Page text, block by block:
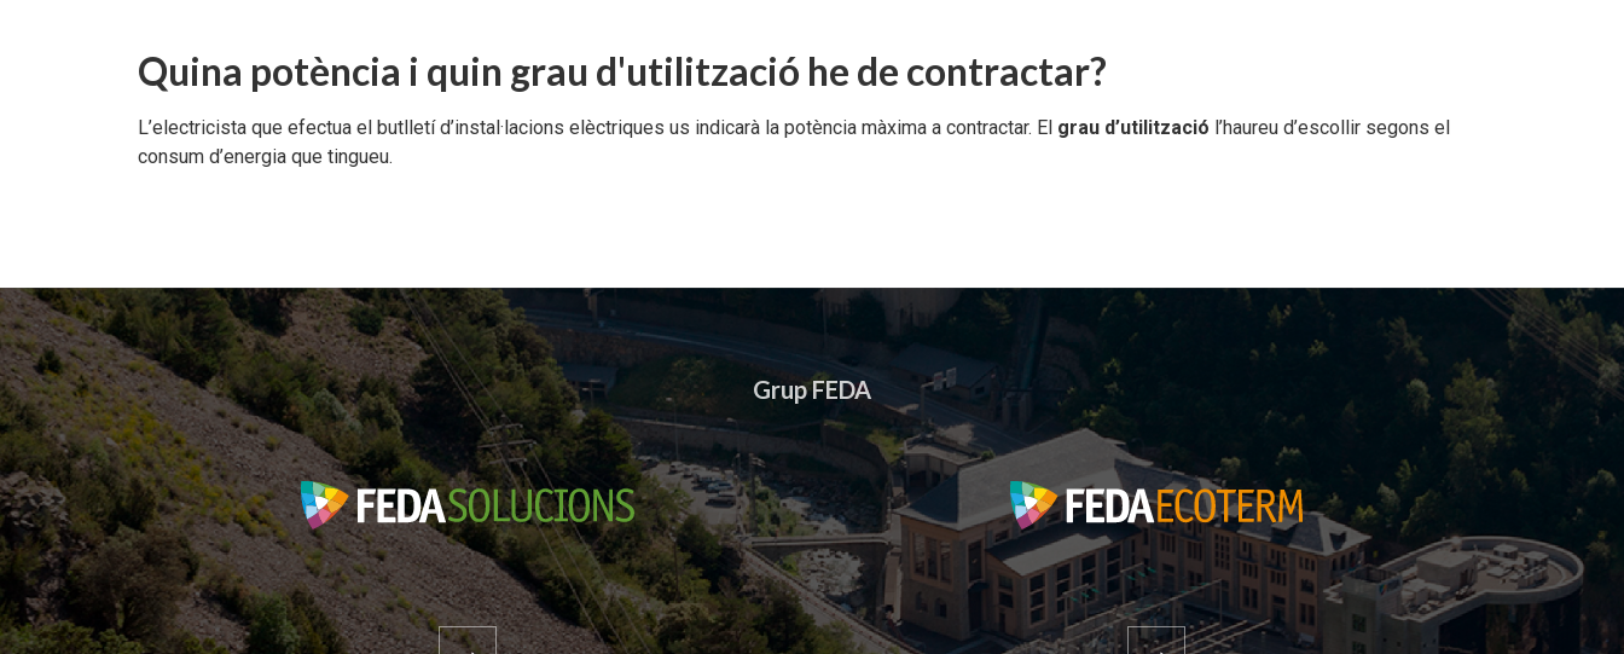
Documents per descarregar
Aplicacions per descarregar
Documents per descarregar
APPs per descarregar
Medi ambient, seguretat i salut
FEDA, més que energia
Quina potència i quin grau d'utilització he de contractar?
L’electricista que efectua el butlletí d’instal·lacions elèctriques us indicarà la potència màxima a contractar. El grau d’utilització l’haureu d’escollir segons el
consum d’energia que tingueu.
Grup FEDA